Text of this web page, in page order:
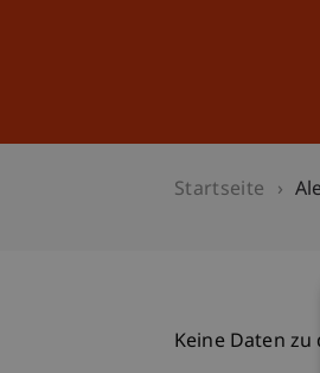
Startseite
Keine Daten zu